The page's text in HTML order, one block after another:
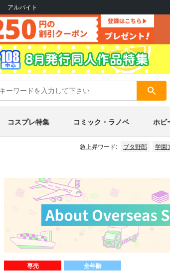
アルバイト
コスプレ特集 コミック・ラノベ ホビ
急上昇ワード: ブタ野郎 学園
専売 全年齢